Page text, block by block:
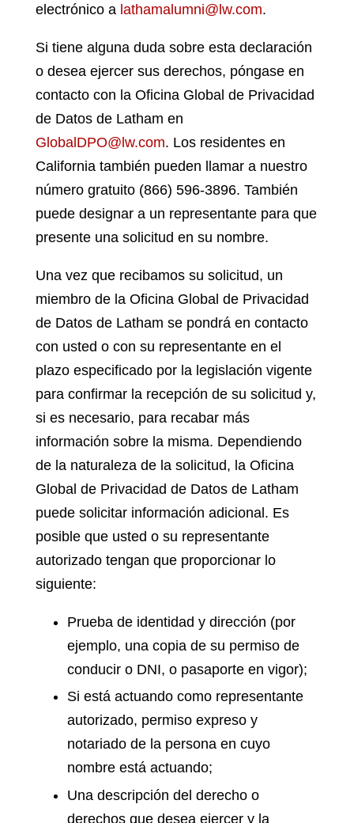
electrónico a lathamalumni@lw.com.
Si tiene alguna duda sobre esta declaración
o desea ejercer sus derechos, póngase en
contacto con la Oficina Global de Privacidad
de Datos de Latham en
GlobalDPO@lw.com. Los residentes en
California también pueden llamar a nuestro
número gratuito (866) 596-3896. También
puede designar a un representante para que
presente una solicitud en su nombre.
Una vez que recibamos su solicitud, un
miembro de la Oficina Global de Privacidad
de Datos de Latham se pondrá en contacto
con usted o con su representante en el
plazo especificado por la legislación vigente
para confirmar la recepción de su solicitud y,
si es necesario, para recabar más
información sobre la misma. Dependiendo
de la naturaleza de la solicitud, la Oficina
Global de Privacidad de Datos de Latham
puede solicitar información adicional. Es
posible que usted o su representante
autorizado tengan que proporcionar lo
siguiente:
Prueba de identidad y dirección (por
ejemplo, una copia de su permiso de
conducir o DNI, o pasaporte en vigor);
Si está actuando como representante
autorizado, permiso expreso y
notariado de la persona en cuyo
nombre está actuando;
Una descripción del derecho o
derechos que desea ejercer y la